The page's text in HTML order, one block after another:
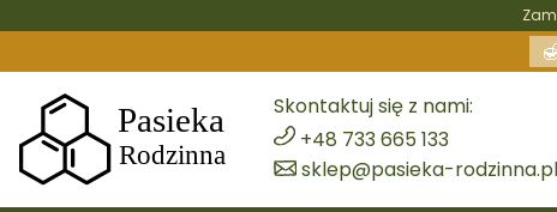
🍯
Skontaktuj się z nami:
+48 733 665 133
sklep@pasieka-rodzinna.pl